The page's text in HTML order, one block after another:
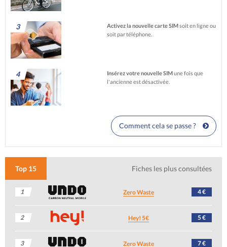
3 Activez la nouvelle carte SIMsoit en ligne ou
soit par téléphone.
4 Insérez votre nouvelle SIMune fois que
l'ancienne est désactivée.
Comment cela se passe ?
Top 15 Fiches les plus consultées
1 Zero Waste 4 €
2 Hey! 5€ 5 €
3 Zero Waste 7 €